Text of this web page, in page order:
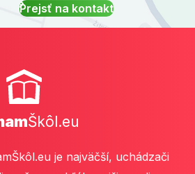
Prejsť na kontakt
Škôl.eu
je najväčší, uchádzači